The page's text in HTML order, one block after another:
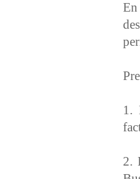
En
1.
2.